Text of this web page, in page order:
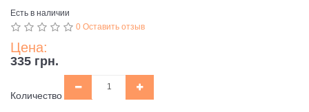
Есть в наличии
0 Оставить отзыв
Цена:
335 грн.
Количество